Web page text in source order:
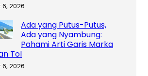
2026
Ada yang Putus-Putus,
Ada yang Nyambung:
Pahami Arti Garis Marka
Tol
2026